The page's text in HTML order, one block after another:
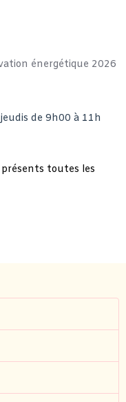
de 9h00 à 11h
toutes les